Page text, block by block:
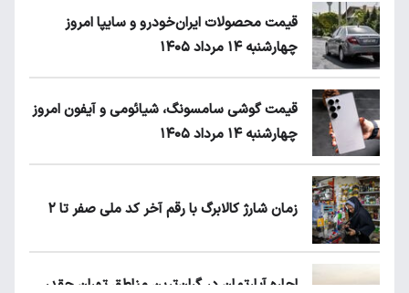
قیمت محصولات ایران‌خودرو و سایپا امروز
چهارشنبه ۱۴ مرداد ۱۴۰۵
قیمت گوشی سامسونگ، شیائومی و آیفون امروز
چهارشنبه ۱۴ مرداد ۱۴۰۵
زمان شارژ کالابرگ با رقم آخر کد ملی صفر تا ۲
اجاره آپارتمان در گران‌ترین مناطق تهران چقدر